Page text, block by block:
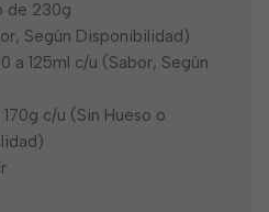
de 230g
Según Disponibilidad)
a 125ml c/u (Sabor, Según
c/u (Sin Hueso o